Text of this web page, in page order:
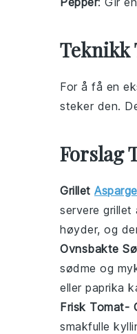
Teknikk
For å få en
steker den.
Forslag
Grillet
servere grillet
høyder, og
Ovnsbakte
sødme og
eller paprika
Frisk Tomat-
smakfulle